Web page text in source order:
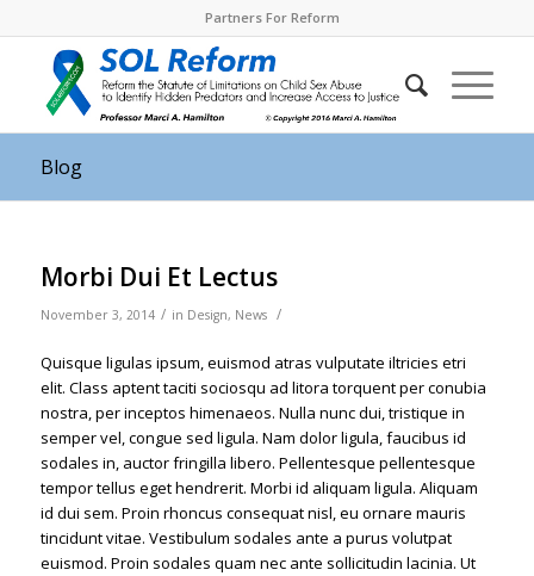
Partners For Reform
Blog
Morbi Dui Et Lectus
November 3, 2014 / in Design, News /
Quisque ligulas ipsum, euismod atras vulputate iltricies etri
elit. Class aptent taciti sociosqu ad litora torquent per conubia
nostra, per inceptos himenaeos. Nulla nunc dui, tristique in
semper vel, congue sed ligula. Nam dolor ligula, faucibus id
sodales in, auctor fringilla libero. Pellentesque pellentesque
tempor tellus eget hendrerit. Morbi id aliquam ligula. Aliquam
id dui sem. Proin rhoncus consequat nisl, eu ornare mauris
tincidunt vitae. Vestibulum sodales ante a purus volutpat
euismod. Proin sodales quam nec ante sollicitudin lacinia. Ut